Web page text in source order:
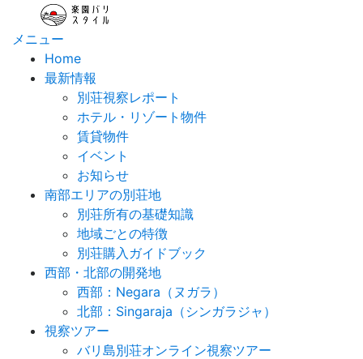
メニュー
Home
最新情報
別荘視察レポート
ホテル・リゾート物件
賃貸物件
イベント
お知らせ
南部エリアの別荘地
別荘所有の基礎知識
地域ごとの特徴
別荘購入ガイドブック
西部・北部の開発地
西部：Negara（ヌガラ）
北部：Singaraja（シンガラジャ）
視察ツアー
バリ島別荘オンライン視察ツアー